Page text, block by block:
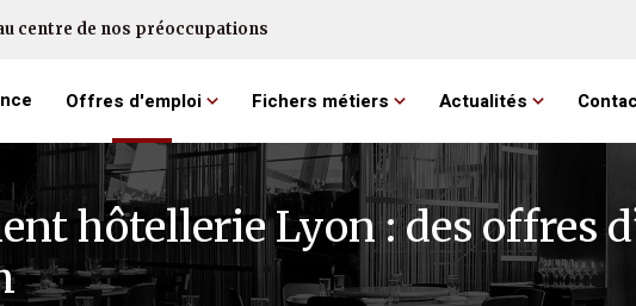
centre de nos préoccupations
Offres d'emploi Fichers métiers Actualités
hôtellerie Lyon : des offres